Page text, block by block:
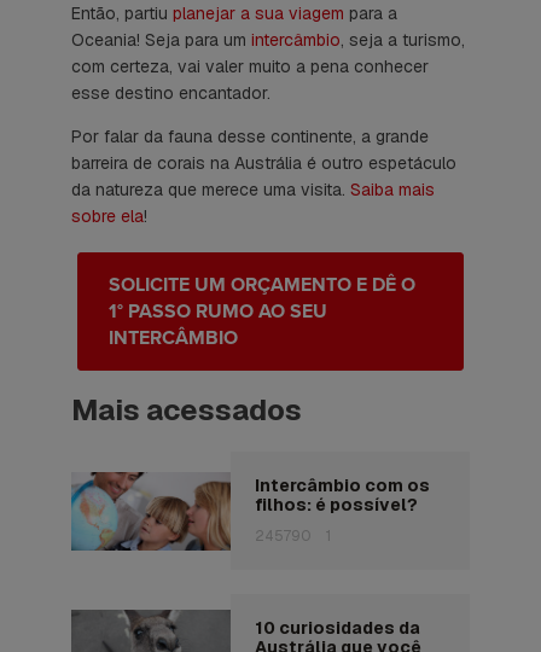
Então, partiu planejar a sua viagem para a
Oceania! Seja para um intercâmbio, seja a turismo,
com certeza, vai valer muito a pena conhecer
esse destino encantador.
Por falar da fauna desse continente, a grande
barreira de corais na Austrália é outro espetáculo
da natureza que merece uma visita. Saiba mais
sobre ela!
SOLICITE UM ORÇAMENTO E DÊ O
1° PASSO RUMO AO SEU
INTERCÂMBIO
Mais acessados
Intercâmbio com os
filhos: é possível?
245790 1
10 curiosidades da
Austrália que você